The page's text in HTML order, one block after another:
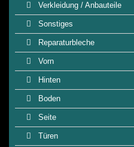
Verkleidung / Anbauteile
Sonstiges
Reparaturbleche
Vorn
Hinten
Boden
Seite
Türen